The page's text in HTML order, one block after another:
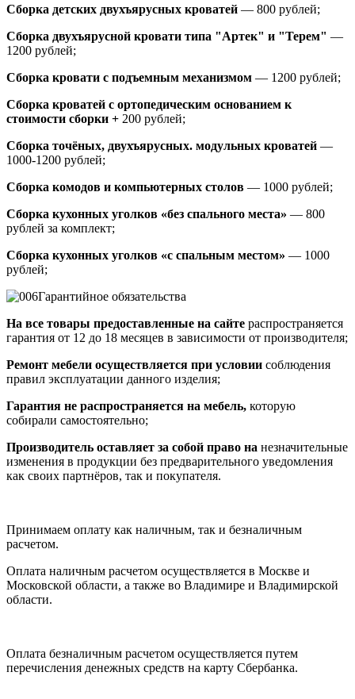
Сборка детских двухъярусных кроватей — 800 рублей;
Сборка двухъярусной кровати типа "Артек" и "Терем" —
1200 рублей;
Сборка кровати с подъемным механизмом — 1200 рублей;
Сборка кроватей с ортопедическим основанием к
стоимости сборки + 200 рублей;
Сборка точёных, двухъярусных. модульных кроватей —
1000-1200 рублей;
Сборка комодов и компьютерных столов — 1000 рублей;
Сборка кухонных уголков «без спального места» — 800
рублей за комплект;
Сборка кухонных уголков «с спальным местом» — 1000
рублей;
Гарантийное обязательства
На все товары предоставленные на сайте распространяется
гарантия от 12 до 18 месяцев в зависимости от производителя;
Ремонт мебели осуществляется при условии соблюдения
правил эксплуатации данного изделия;
Гарантия не распространяется на мебель, которую
собирали самостоятельно;
Производитель оставляет за собой право на незначительные
изменения в продукции без предварительного уведомления
как своих партнёров, так и покупателя.
Принимаем оплату как наличным, так и безналичным
расчетом.
Оплата наличным расчетом осуществляется в Москве и
Московской области, а также во Владимире и Владимирской
области.
Оплата безналичным расчетом осуществляется путем
перечисления денежных средств на карту Сбербанка.